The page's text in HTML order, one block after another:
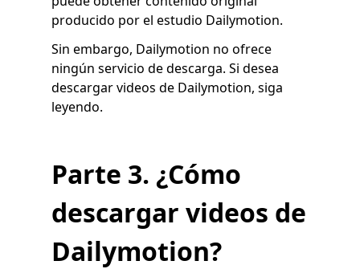
producido por el estudio Dailymotion.
Sin embargo, Dailymotion no ofrece
ningún servicio de descarga. Si desea
descargar videos de Dailymotion, siga
leyendo.
Parte 3. ¿Cómo
descargar videos de
Dailymotion?